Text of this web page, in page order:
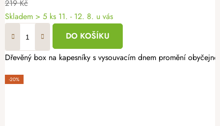
219 Kč
Skladem > 5 ks 11. - 12. 8. u vás
DO KOŠÍKU
Dřevěný box na kapesníky s vysouvacím dnem promění
-20%